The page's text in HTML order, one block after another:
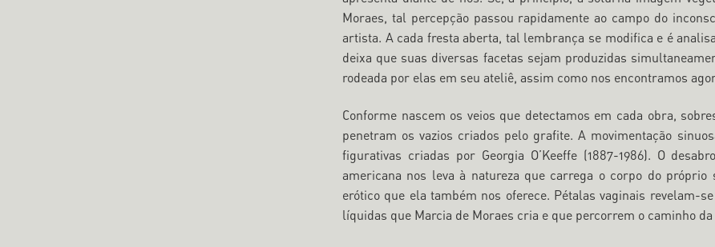
Moraes, tal percepção passou rapidamente ao campo do
artista. A cada fresta aberta, tal lembrança se modifica e é
deixa que suas diversas facetas sejam produzidas
rodeada por elas em seu ateliê, assim como nos encontramos
Conforme nascem os veios que detectamos em cada obra,
penetram os vazios criados pelo grafite. A movimentação
figurativas criadas por Georgia O’Keeffe (1887-1986). O
americana nos leva à natureza que carrega o corpo do
erótico que ela também nos oferece. Pétalas vaginais revelam-
líquidas que Marcia de Moraes cria e que percorrem o caminho